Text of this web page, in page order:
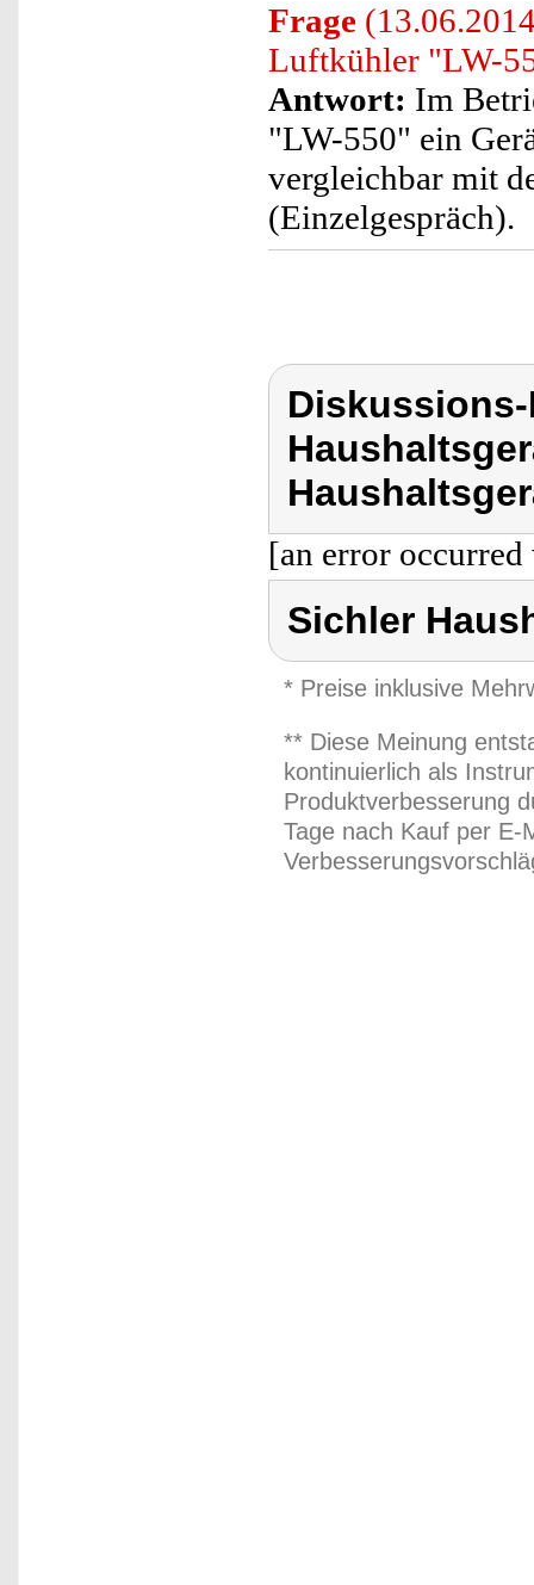
Frage
Luftkühler "LW-
Antwort: Im
"LW-550" ein
vergleichbar mit
(Einzelgespräch).
[an error
Sichler
* Preise inklusive
** Diese Meinung
kontinuierlich als
Produktverbesserung
Tage nach Kauf per E-